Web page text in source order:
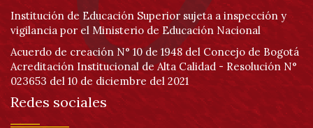
Institución de Educación Superior sujeta a inspección y
vigilancia por el Ministerio de Educación Nacional
Acuerdo de creación N° 10 de 1948 del Concejo de Bogotá
Acreditación Institucional de Alta Calidad - Resolución N°
023653 del 10 de diciembre del 2021
Redes sociales